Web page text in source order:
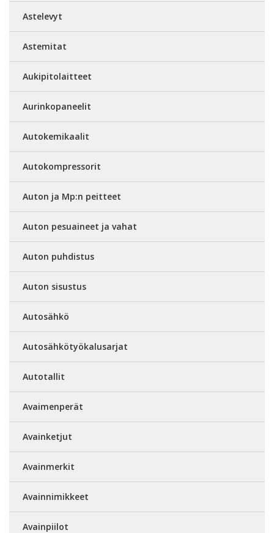
Astelevyt
Astemitat
Aukipitolaitteet
Aurinkopaneelit
Autokemikaalit
Autokompressorit
Auton ja Mp:n peitteet
Auton pesuaineet ja vahat
Auton puhdistus
Auton sisustus
Autosähkö
Autosähkötyökalusarjat
Autotallit
Avaimenperät
Avainketjut
Avainmerkit
Avainnimikkeet
Avainpiilot